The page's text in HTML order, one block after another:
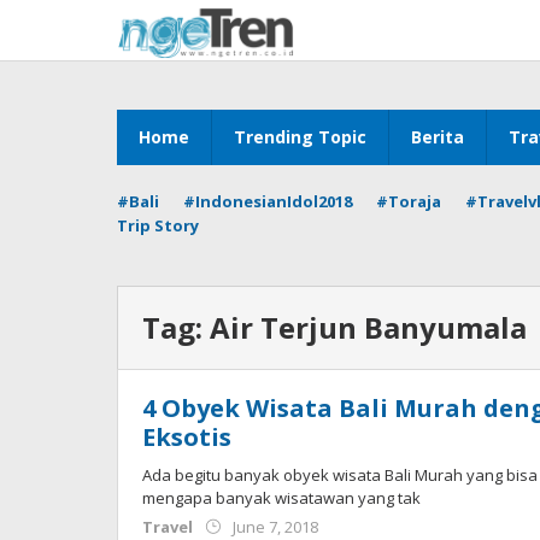
content
Home Trending Topic Berita
#Bali #IndonesianIdol2018 #Toraja
Trip Story
Tag: Air Terjun Banyumala
4 Obyek Wisata Bali Murah
Eksotis
Ada begitu banyak obyek wisata Bali Murah yang
mengapa banyak wisatawan yang tak
Travel
June 7, 2018